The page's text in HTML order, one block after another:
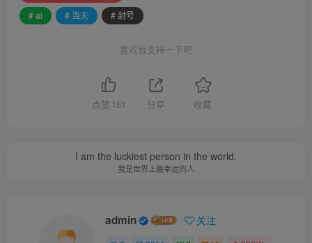
# ai
# 当天 # 封号
喜欢就支持一下吧
点赞 161 分享 收藏
I am the luckiest person in the world.
我是世界上最幸运的人
admin 关注